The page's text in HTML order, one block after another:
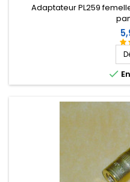
Adaptateur PL259
